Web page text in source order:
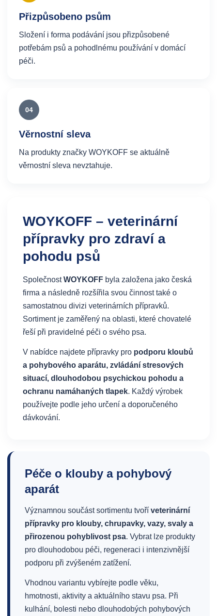
Přizpůsobeno psům
Složení i forma podávání jsou přizpůsobené
potřebám psů a pohodlnému používání v domácí
péči.
04
Věrnostní sleva
Na produkty značky WOYKOFF se aktuálně
věrnostní sleva nevztahuje.
WOYKOFF – veterinární
přípravky pro zdraví a
pohodu psů
SpolečnostWOYKOFF byla založena jako česká
firma a následně rozšířila svou činnost také o
samostatnou divizi veterinárních přípravků.
Sortiment je zaměřený na oblasti, které chovatelé
řeší při pravidelné péči o svého psa.
V nabídce najdete přípravky pro podporu kloubů
a pohybového aparátu, zvládání stresových
situací, dlouhodobou psychickou pohodu a
ochranu namáhaných tlapek. Každý výrobek
používejte podle jeho určení a doporučeného
dávkování.
Péče o klouby a pohybový
aparát
Významnou součást sortimentu tvoří veterinární
přípravky pro klouby, chrupavky, vazy, svaly a
přirozenou pohyblivost psa. Vybrat lze produkty
pro dlouhodobou péči, regeneraci i intenzivnější
podporu při zvýšeném zatížení.
Vhodnou variantu vybírejte podle věku,
hmotnosti, aktivity a aktuálního stavu psa. Při
kulhání, bolesti nebo dlouhodobých pohybových